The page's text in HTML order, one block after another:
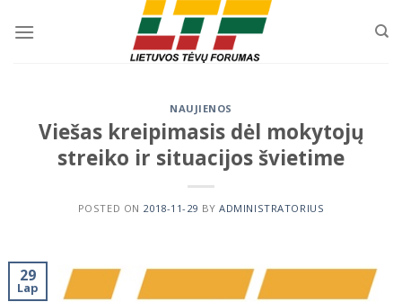
NAUJIENOS
Viešas kreipimasis dėl mokytojų
streiko ir situacijos švietime
POSTED ON 2018-11-29 BYADMINISTRATORIUS
29
Lap